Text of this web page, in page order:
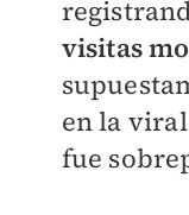
visitas
en la
fue